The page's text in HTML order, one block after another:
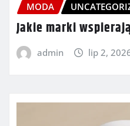
MODA
Jakie marki
admin lip 2,